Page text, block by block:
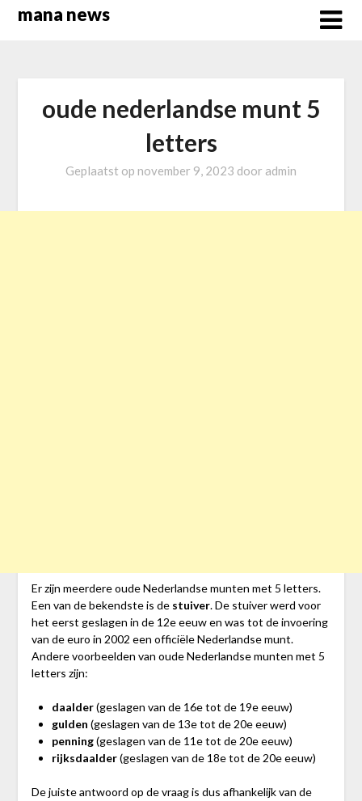
Overslaan
mana news
oude nederlandse munt 5
letters
Geplaatst op november 9, 2023 door admin
Er zijn meerdere oude Nederlandse munten met 5 letters.
Een van de bekendste is de stuiver. De stuiver werd voor
het eerst geslagen in de 12e eeuw en was tot de invoering
van de euro in 2002 een officiële Nederlandse munt.
Andere voorbeelden van oude Nederlandse munten met 5
letters zijn:
daalder(geslagen van de 16e tot de 19e eeuw)
gulden (geslagen van de 13e tot de 20e eeuw)
penning(geslagen van de 11e tot de 20e eeuw)
rijksdaalder(geslagen van de 18e tot de 20e eeuw)
De juiste antwoord op de vraag is dus afhankelijk van de